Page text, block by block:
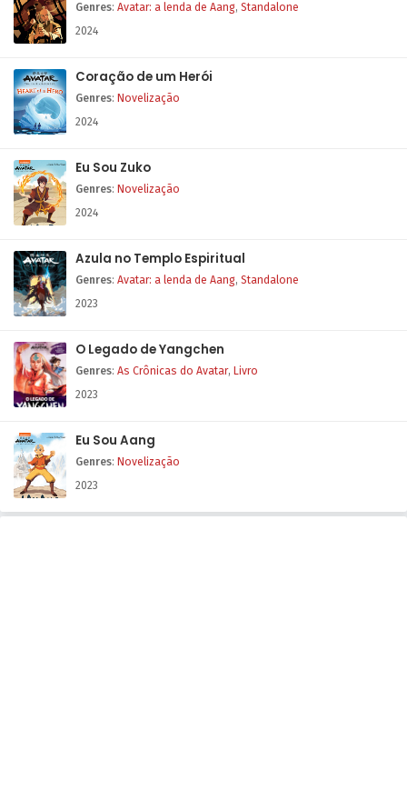
Genres: Avatar: a lenda de Aang, Standalone
2024
Coração de um Herói
Genres: Novelização
2024
Eu Sou Zuko
Genres: Novelização
2024
Azula no Templo Espiritual
Genres: Avatar: a lenda de Aang, Standalone
2023
O Legado de Yangchen
Genres: As Crônicas do Avatar, Livro
2023
Eu Sou Aang
Genres: Novelização
2023